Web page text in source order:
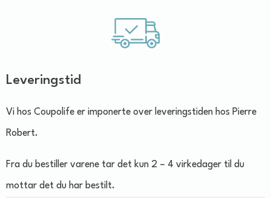
Leveringstid
Vi hos Coupolife er imponerte over leveringstiden hos Pierre
Robert.
Fra du bestiller varene tar det kun 2 – 4 virkedager til du
mottar det du har bestilt.